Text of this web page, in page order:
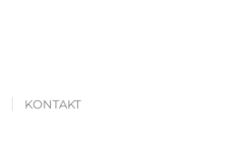
KONTAKT